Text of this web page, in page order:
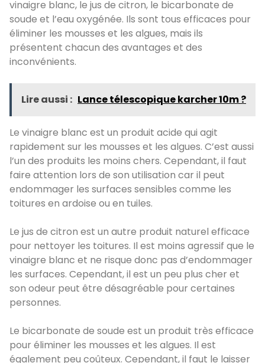
vinaigre blanc, le jus de citron, le bicarbonate de
soude et l’eau oxygénée. Ils sont tous efficaces pour
éliminer les mousses et les algues, mais ils
présentent chacun des avantages et des
inconvénients.
Lire aussi : Lance télescopique karcher 10m ?
Le vinaigre blanc est un produit acide qui agit
rapidement sur les mousses et les algues. C’est aussi
l’un des produits les moins chers. Cependant, il faut
faire attention lors de son utilisation car il peut
endommager les surfaces sensibles comme les
toitures en ardoise ou en tuiles.
Le jus de citron est un autre produit naturel efficace
pour nettoyer les toitures. Il est moins agressif que le
vinaigre blanc et ne risque donc pas d’endommager
les surfaces. Cependant, il est un peu plus cher et
son odeur peut être désagréable pour certaines
personnes.
Le bicarbonate de soude est un produit très efficace
pour éliminer les mousses et les algues. Il est
également peu coûteux. Cependant, il faut le laisser